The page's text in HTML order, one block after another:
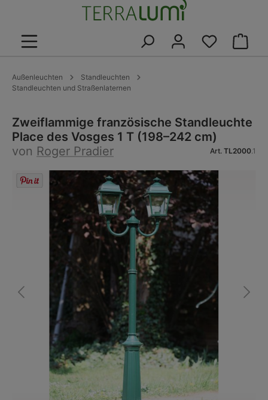
Außenleuchten
Standleuchten
Standleuchten und Straßenlaternen
Zweiflammige französische Standleuchte
Place des Vosges 1 T (198–242 cm)
von Roger Pradier Art. TL2000.1
Bildergalerie überspringen